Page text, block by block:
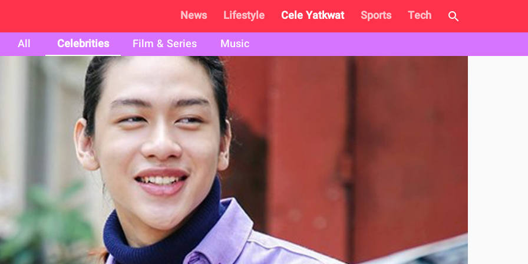
News Lifestyle Cele Yatkwat Sports
Tech
All
Celebrities Film & Series Music